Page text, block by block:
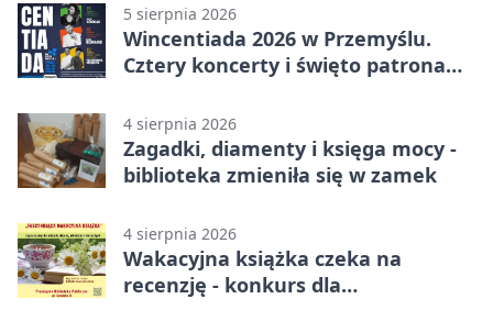
5 sierpnia 2026
Wincentiada 2026 w Przemyślu.
Cztery koncerty i święto patrona
4 sierpnia 2026
Zagadki, diamenty i księga mocy -
biblioteka zmieniła się w zamek
4 sierpnia 2026
Wakacyjna książka czeka na
recenzję - konkurs dla